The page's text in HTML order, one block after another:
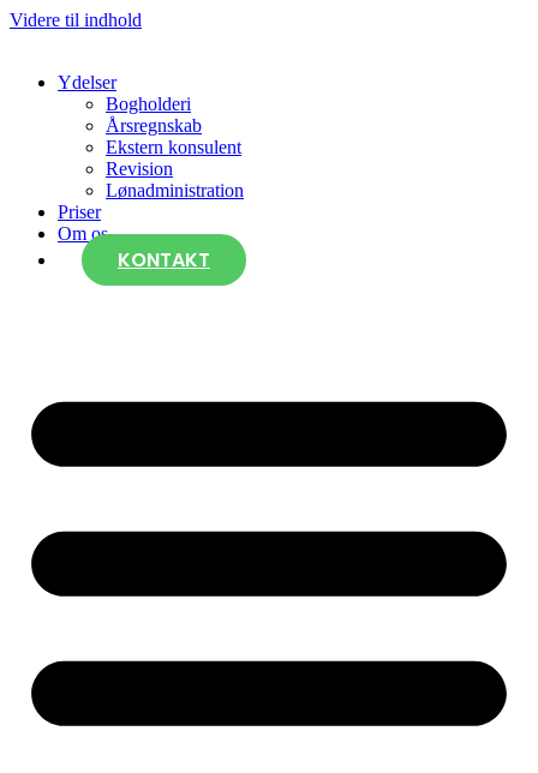
Videre til indhold
Ydelser
Bogholderi
Årsregnskab
Ekstern konsulent
Revision
Lønadministration
Priser
Om os
KONTAKT